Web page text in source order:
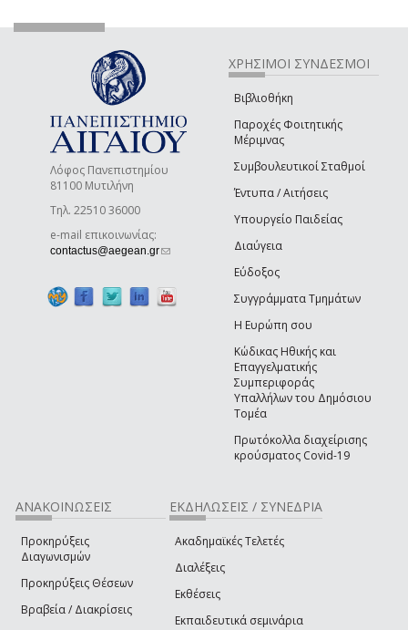
Λόφος Πανεπιστημίου
81100 Μυτιλήνη
Τηλ. 22510 36000
e-mail επικοινωνίας:
contactus@aegean.gr(link sends e-mail)
ΧΡΗΣΙΜΟΙ ΣΥΝΔΕΣΜΟΙ
Βιβλιοθήκη
Παροχές Φοιτητικής
Μέριμνας
Συμβουλευτικοί Σταθμοί
Έντυπα / Αιτήσεις
Υπουργείο Παιδείας
Διαύγεια
Εύδοξος
Συγγράμματα Τμημάτων
Η Ευρώπη σου
Κώδικας Ηθικής και
Επαγγελματικής
Συμπεριφοράς
Υπαλλήλων του Δημόσιου
Τομέα
Πρωτόκολλα διαχείρισης
κρούσματος Covid-19
ΑΝΑΚΟΙΝΩΣΕΙΣ
Προκηρύξεις
Διαγωνισμών
Προκηρύξεις Θέσεων
Βραβεία / Διακρίσεις
ΕΚΔΗΛΩΣΕΙΣ / ΣΥΝΕΔΡΙΑ
Ακαδημαϊκές Τελετές
Διαλέξεις
Εκθέσεις
Εκπαιδευτικά σεμινάρια